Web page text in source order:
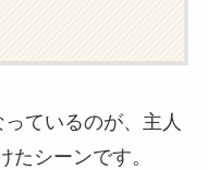
ているのが、主人
たシーンです。